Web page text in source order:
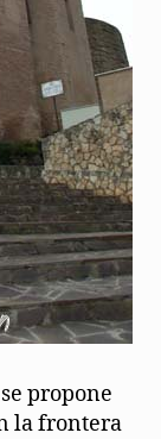
propone
la frontera